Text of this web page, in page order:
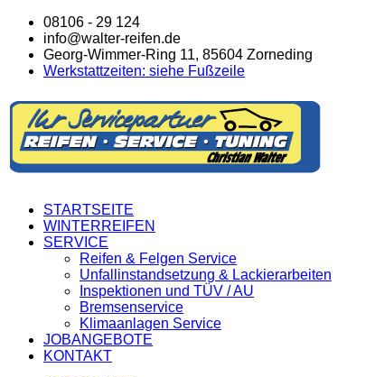
08106 - 29 124
info@walter-reifen.de
Georg-Wimmer-Ring 11, 85604 Zorneding
Werkstattzeiten: siehe Fußzeile
STARTSEITE
WINTERREIFEN
SERVICE
Reifen & Felgen Service
Unfallinstandsetzung & Lackierarbeiten
Inspektionen und TÜV / AU
Bremsenservice
Klimaanlagen Service
JOBANGEBOTE
KONTAKT